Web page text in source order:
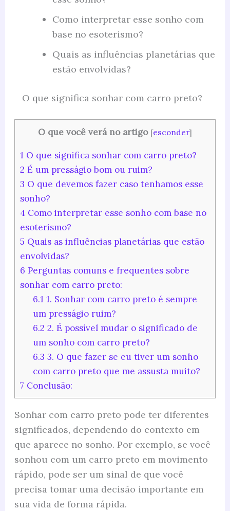
Como interpretar esse sonho com
base no esoterismo?
Quais as influências planetárias que
estão envolvidas?
O que significa sonhar com carro preto?
O que você verá no artigo [esconder]
1O que significa sonhar com carro preto?
2 É um presságio bom ou ruim?
3 O que devemos fazer caso tenhamos esse
sonho?
4 Como interpretar esse sonho com base no
esoterismo?
5 Quais as influências planetárias que estão
envolvidas?
6 Perguntas comuns e frequentes sobre
sonhar com carro preto:
6.1 1. Sonhar com carro preto é sempre
um presságio ruim?
6.2 2. É possível mudar o significado de
um sonho com carro preto?
6.3 3. O que fazer se eu tiver um sonho
com carro preto que me assusta muito?
7 Conclusão:
Sonhar com carro preto pode ter diferentes
significados, dependendo do contexto em
que aparece no sonho. Por exemplo, se você
sonhou com um carro preto em movimento
rápido, pode ser um sinal de que você
precisa tomar uma decisão importante em
sua vida de forma rápida.